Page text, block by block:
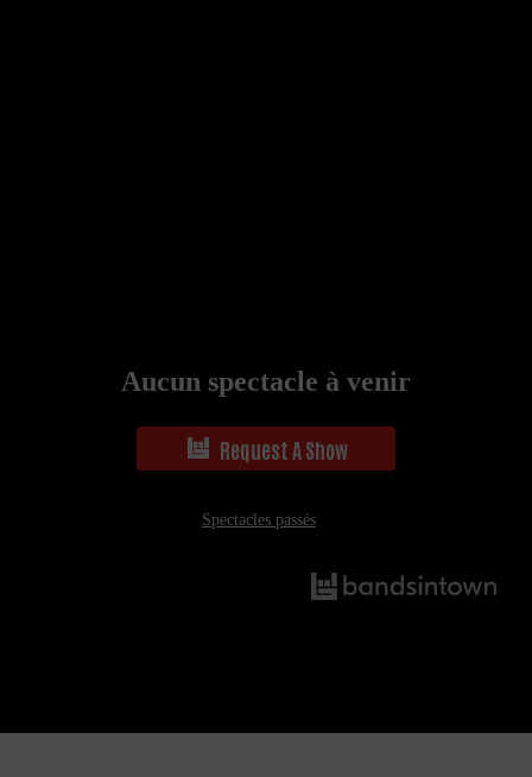
Aucun spectacle à venir
Request A Show
Spectacles passés